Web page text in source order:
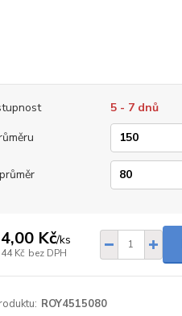
5 - 7 dnů
Kč/ks
Kč bez DPH
ROY4515080